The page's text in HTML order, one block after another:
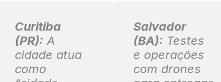
Curitiba
(PR): A
cidade atua
como
Salvador
(BA): Testes
e operações
com drones